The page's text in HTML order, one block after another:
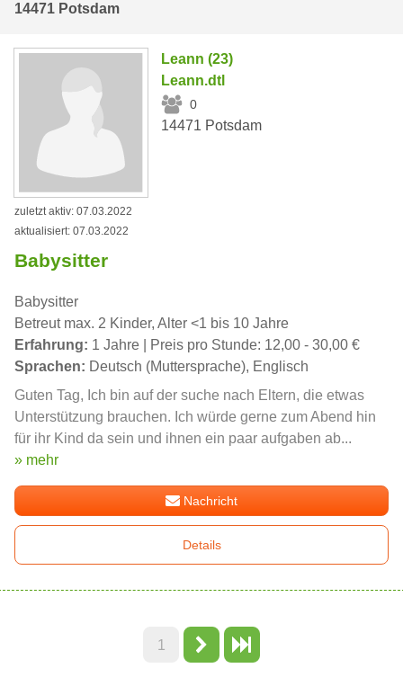
14471 Potsdam
Leann (23)
Leann.dtl
0
14471 Potsdam
zuletzt aktiv: 07.03.2022
aktualisiert: 07.03.2022
Babysitter
Babysitter
Betreut max. 2 Kinder, Alter <1 bis 10 Jahre
Erfahrung: 1 Jahre | Preis pro Stunde: 12,00 - 30,00 €
Sprachen: Deutsch (Muttersprache), Englisch
Guten Tag, Ich bin auf der suche nach Eltern, die etwas
Unterstützung brauchen. Ich würde gerne zum Abend hin
für ihr Kind da sein und ihnen ein paar aufgaben ab...
» mehr
Nachricht
Details
1